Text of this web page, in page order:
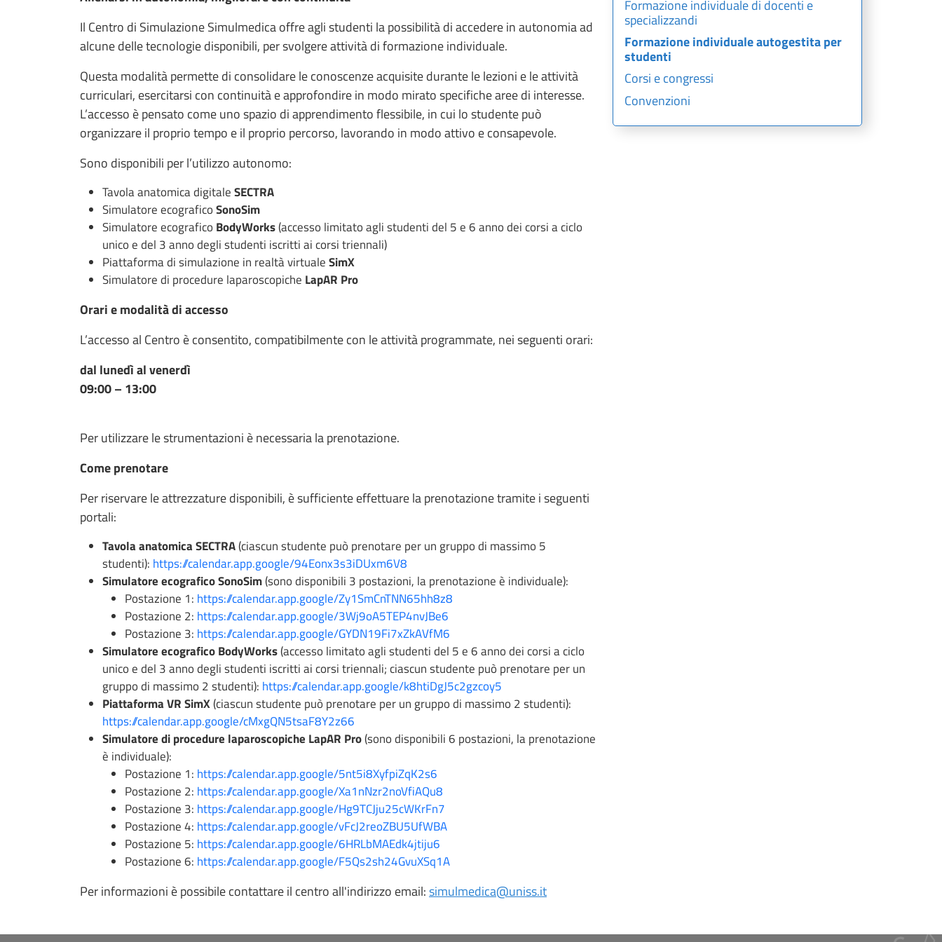
Il Centro di Simulazione Simulmedica offre agli studenti la possibilità di accedere in autonomia ad
alcune delle tecnologie disponibili, per svolgere attività di formazione individuale.
Questa modalità permette di consolidare le conoscenze acquisite durante le lezioni e le attività
curriculari, esercitarsi con continuità e approfondire in modo mirato specifiche aree di interesse.
L’accesso è pensato come uno spazio di apprendimento flessibile, in cui lo studente può
organizzare il proprio tempo e il proprio percorso, lavorando in modo attivo e consapevole.
Sono disponibili per l’utilizzo autonomo:
Tavola anatomica digitaleSECTRA
Simulatore ecograficoSonoSim
Simulatore ecografico BodyWorks(accesso limitato agli studenti del 5 e 6 anno dei corsi a ciclo
unico e del 3 anno degli studenti iscritti ai corsi triennali)
Piattaforma di simulazione in realtà virtualeSimX
Simulatore di procedure laparoscopiche LapAR Pro
Orari e modalità di accesso
L’accesso al Centro è consentito, compatibilmente con le attività programmate, nei seguenti orari:
dal lunedì al venerdì
09:00 – 13:00
Per utilizzare le strumentazioni è necessaria la prenotazione.
Come prenotare
Per riservare le attrezzature disponibili, è sufficiente effettuare la prenotazione tramite i seguenti
portali:
Tavola anatomica SECTRA(ciascun studente può prenotare per un gruppo di massimo 5
studenti): https://calendar.app.google/94Eonx3s3iDUxm6V8
Simulatore ecografico SonoSim(sono disponibili 3 postazioni, la prenotazione è individuale):
Postazione 1: https://calendar.app.google/Zy1SmCnTNN65hh8z8
Postazione 2: https://calendar.app.google/3Wj9oA5TEP4nvJBe6
Postazione 3: https://calendar.app.google/GYDN19Fi7xZkAVfM6
Simulatore ecografico BodyWorks(accesso limitato agli studenti del 5 e 6 anno dei corsi a ciclo
unico e del 3 anno degli studenti iscritti ai corsi triennali; ciascun studente può prenotare per un
gruppo di massimo 2 studenti): https://calendar.app.google/k8htiDgJ5c2gzcoy5
Piattaforma VR SimX(ciascun studente può prenotare per un gruppo di massimo 2 studenti):
https://calendar.app.google/cMxgQN5tsaF8Y2z66
Simulatore di procedure laparoscopiche LapAR Pro(sono disponibili 6 postazioni, la prenotazione
è individuale):
Postazione 1: https://calendar.app.google/5nt5i8XyfpiZqK2s6
Postazione 2: https://calendar.app.google/Xa1nNzr2noVfiAQu8
Postazione 3: https://calendar.app.google/Hg9TCJju25cWKrFn7
Postazione 4: https://calendar.app.google/vFcJ2reoZBU5UfWBA
Postazione 5: https://calendar.app.google/6HRLbMAEdk4jtiju6
Postazione 6: https://calendar.app.google/F5Qs2sh24GvuXSq1A
Per informazioni è possibile contattare il centro all'indirizzo email:simulmedica@uniss.it
Formazione individuale di docenti e
specializzandi
Formazione individuale autogestita per
studenti
Corsi e congressi
Convenzioni